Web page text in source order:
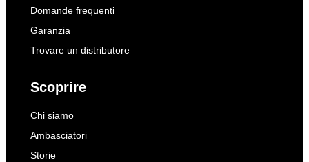
Domande frequenti
Garanzia
Trovare un distributore
Scoprire
Chi siamo
Ambasciatori
Storie